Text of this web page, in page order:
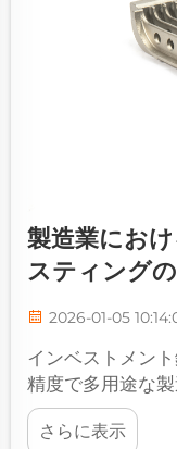
製造業にお
スティング
2026-01-05
インベストメン
精度で多用途な
まな応用分野で
実現します。こ
さらに表示